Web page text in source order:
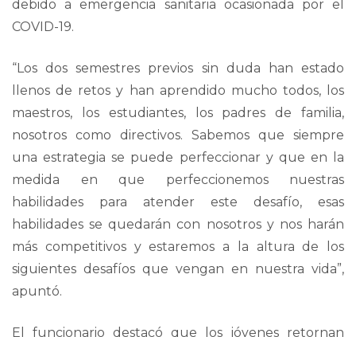
debido a emergencia sanitaria ocasionada por el
COVID-19.
“Los dos semestres previos sin duda han estado
llenos de retos y han aprendido mucho todos, los
maestros, los estudiantes, los padres de familia,
nosotros como directivos. Sabemos que siempre
una estrategia se puede perfeccionar y que en la
medida en que perfeccionemos nuestras
habilidades para atender este desafío, esas
habilidades se quedarán con nosotros y nos harán
más competitivos y estaremos a la altura de los
siguientes desafíos que vengan en nuestra vida”,
apuntó.
El funcionario destacó que los jóvenes retornan